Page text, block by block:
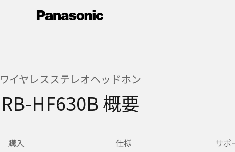
ワイヤレスステレオヘッドホン
RB-HF630B 概要
購入 仕様 サポ